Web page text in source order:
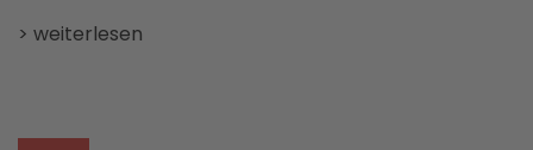
> weiterlesen